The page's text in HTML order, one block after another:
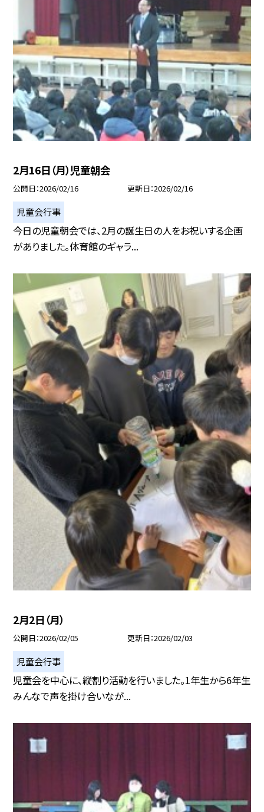
2月16日（月）児童朝会
公開日 2026/02/16 更新日 2026/02/16
児童会行事
今日の児童朝会では、2月の誕生日の人をお祝いする企画
がありました。体育館のギャラ...
2月2日（月）
公開日 2026/02/05 更新日 2026/02/03
児童会行事
児童会を中心に、縦割り活動を行いました。1年生から6年生
みんなで声を掛け合いなが...